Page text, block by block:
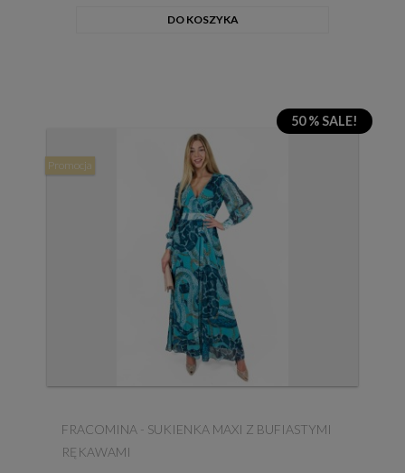
DO KOSZYKA
50 % SALE!
FRACOMINA - SUKIENKA MAXI Z BUFIASTYMI
RĘKAWAMI
Promocja